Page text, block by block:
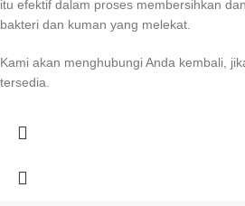
itu efektif dalam proses membersihkan
bakteri dan kuman yang melekat.
Kami akan menghubungi Anda kembali,
tersedia.